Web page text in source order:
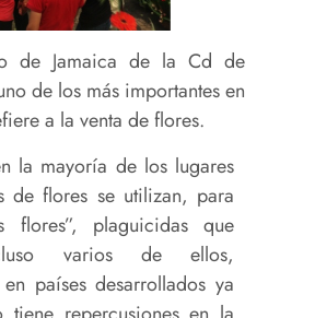
de Jamaica de la Cd de
de los más importantes en
a la venta de flores.
la mayoría de los lugares
de flores se utilizan, para
flores”, plaguicidas que
varios de ellos,
países desarrollados ya